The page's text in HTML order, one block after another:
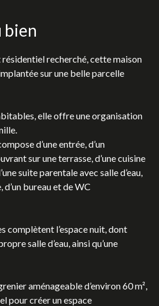
bien
résidentiel recherché, cette maison
sur une belle parcelle
elle offre une organisation
d’une entrée, d’un
sur une terrasse, d’une cuisine
suite parentale avec salle d’eau,
d’un bureau et de WC
complètent l’espace nuit, dont
salle d’eau, ainsi qu’une
aménageable d’environ 60 m²,
pour créer un espace